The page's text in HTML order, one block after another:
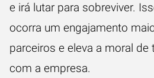
e irá lutar para sobreviver.
ocorra um engajamento
parceiros e eleva a moral
com a empresa.